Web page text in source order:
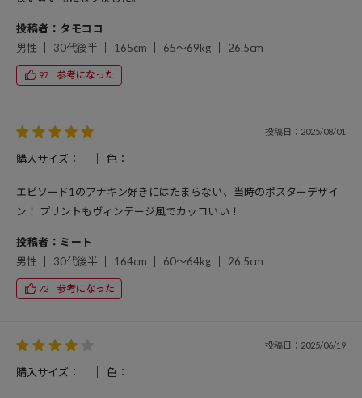
投稿者：タモココ
男性
30代後半 165cm 65～69kg 26.5cm
97 参考になった
投稿日：2025/08/01
購入サイズ： 色：
エピソード1のアナキン好きにはたまらない、当時のポスターデザイ
ン！ プリントもヴィンテージ風でカッコいい！
投稿者：ミート
男性
30代後半 164cm 60～64kg 26.5cm
72 参考になった
投稿日：2025/06/19
購入サイズ： 色：